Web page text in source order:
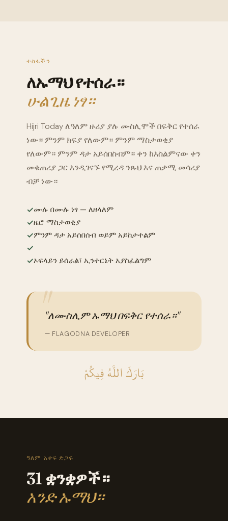
ተስፋችን
ለኡማህ የተሰራ።
ሁልጊዜ ነፃ።
Hijri Today ለዓለም ዙሪያ ያሉ ሙስሊሞች በፍቅር የተሰራ
ነው። ምንም ክፍያ የለውም። ምንም ማስታወቂያ
የለውም። ምንም ዳታ አይሰበስብም። ቀን ከእስልምናው ቀን
መቁጠሪያ ጋር እንዲገናኙ የሚረዳ ንጹህ እና ጠቃሚ መሳሪያ
ብቻ ነው።
✓ሙሉ በሙሉ ነፃ — ለዘላለም
✓ዜሮ ማስታወቂያ
✓ምንም ዳታ አይሰበሰብ ወይም አይከታተልም
✓
✓ኦፍላይን ይሰራል፣ ኢንተርኔት አያስፈልግም
"ለሙስሊም ኡማህ በፍቅር የተሰራ።"
— FLAGODNA DEVELOPER
بَارَكَ اللَّهُ فِيكُمْ
ዓለም አቀፍ ድጋፍ
31 ቋንቋዎች።
አንድ ኡማህ።